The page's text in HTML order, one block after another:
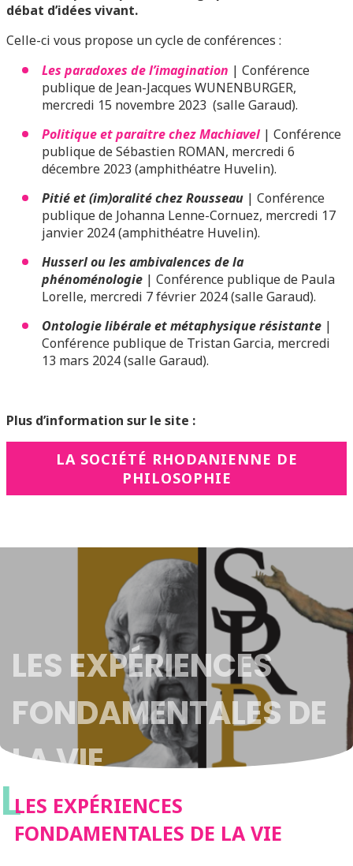
débat d’idées vivant.
Celle-ci vous propose un cycle de conférences :
Les paradoxes de l’imagination | Conférence
publique de Jean-Jacques WUNENBURGER,
mercredi 15 novembre 2023 (salle Garaud).
Politique et paraitre chez Machiavel | Conférence
publique de Sébastien ROMAN, mercredi 6
décembre 2023 (amphithéatre Huvelin).
Pitié et (im)oralité chez Rousseau | Conférence
publique de Johanna Lenne-Cornuez, mercredi 17
janvier 2024 (amphithéatre Huvelin).
Husserl ou les ambivalences de la
phénoménologie | Conférence publique de Paula
Lorelle, mercredi 7 février 2024 (salle Garaud).
Ontologie libérale et métaphysique résistante |
Conférence publique de Tristan Garcia, mercredi
13 mars 2024 (salle Garaud).
Plus d’information sur le site :
LA SOCIÉTÉ RHODANIENNE DE
PHILOSOPHIE
LES EXPÉRIENCES
FONDAMENTALES DE
LA VIE
LLES EXPÉRIENCES
FONDAMENTALES DE LA VIE